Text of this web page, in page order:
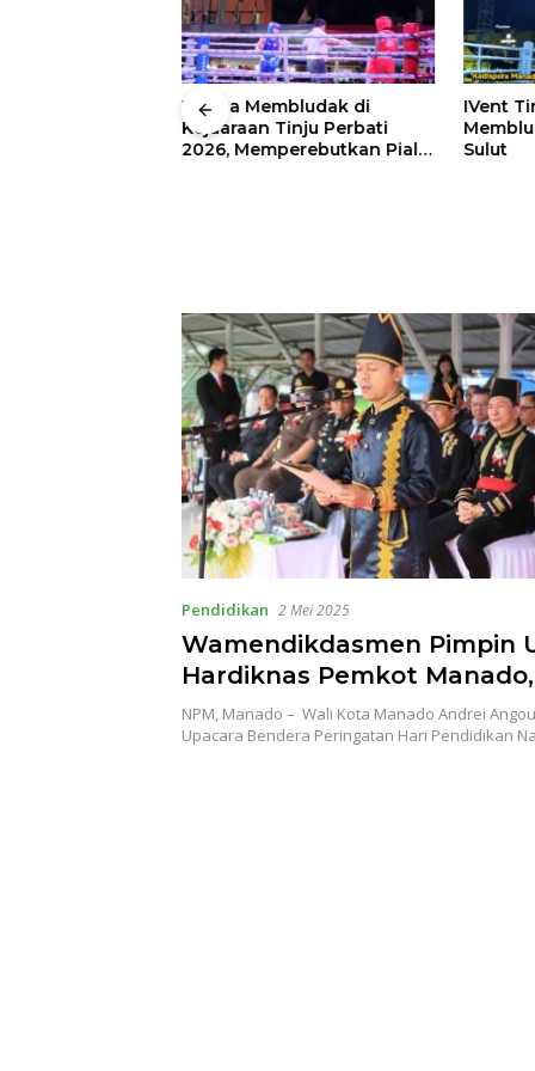
Warga Membludak di
Kejuaraan Tinju Perbati
2026, Memperebutkan Piala
IVent
Sulut
Pendidikan 2 Mei 2025
Wamendikdasmen Pimpin
Hardiknas Pemkot Manado,
Pendidikan Butuh
Seluruh Elemen
NPM, Manado – Wali Kota Manado Andrei
Upacara Bendera Peringatan Hari Pendidikan